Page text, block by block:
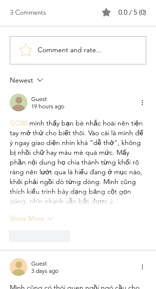
Congratulations to 2026
Young Investigator Awardee,
Dr. Cameron Myhrvold
3 Comments 0.0 / 5 (0)
Comment and rate...
Newest
Guest
19 hours ago
GG88 mình thấy bạn bè nhắc hoài nên tiện
tay mở thử cho biết thôi. Vào cái là mình để
ý ngay giao diện nhìn khá “dễ thở”, không
bị nhồi chữ hay màu mè quá mức. Mấy
phần nội dung họ chia thành từng khối rõ
ràng nên lướt qua là hiểu đang ở mục nào,
khỏi phải ngồi dò từng dòng. Mình cũng
thích kiểu trình bày dạng bảng cột gọn
gàng, nhìn nhanh vẫn bắt được ý…
Show More
Guest
3 days ago